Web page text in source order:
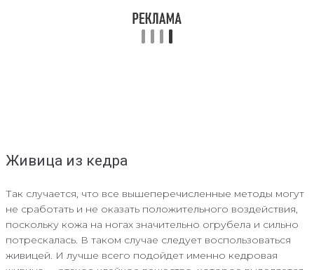
Живица из кедра
Так случается, что все вышеперечисленные методы могут
не сработать и не оказать положительного воздействия,
поскольку кожа на ногах значительно огрубела и сильно
потрескалась. В таком случае следует воспользоваться
живицей. И лучше всего подойдет именно кедровая